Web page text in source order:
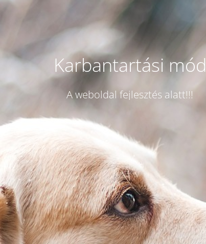
Karbantartási mód
A weboldal fejlesztés alatt!!!